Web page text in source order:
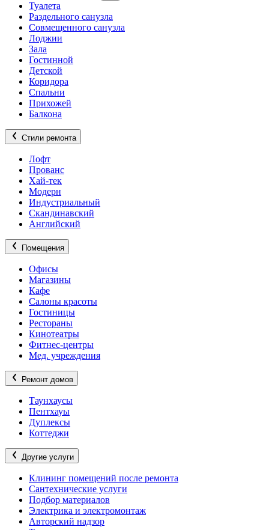
Туалета
Раздельного санузла
Совмещенного санузла
Лоджии
Зала
Гостинной
Детской
Коридора
Спальни
Прихожей
Балкона
Стили ремонта
Лофт
Прованс
Хай-тек
Модерн
Индустриальный
Скандинавский
Английский
Помещения
Офисы
Магазины
Кафе
Салоны красоты
Гостиницы
Рестораны
Кинотеатры
Фитнес-центры
Мед. учреждения
Ремонт домов
Таунхаусы
Пентхауы
Дуплексы
Коттеджи
Другие услуги
Клининг помещений после ремонта
Сантехнические услуги
Подбор материалов
Электрика и электромонтаж
Авторский надзор